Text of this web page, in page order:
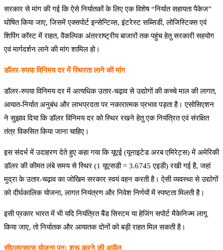
सरकार से मांग की गई कि ऐसे निर्यातकों के लिए एक विशेष “निर्यात सहायता पैकेज”
घोषित किया जाए, जिसमें एक्सपोर्ट इन्सेन्टिव्स, इंटरेस्ट सब्सिडी, लोजिस्टिक्स एवं
शिपिंग कॉस्ट में राहत, वैकल्पिक अंतरराष्ट्रीय बाजारों तक पहुंच हेतु सरकारी सहयोग
एवं मार्गदर्शन लाने की मांग शामिल हो।
डॉलर-रुपया विनिमय दर में स्थिरता लाने की मांग
डॉलर-रुपया विनिमय दर में अत्यधिक उतार-चढ़ाव से उद्योगों की कच्चे माल की लागत,
आयात-निर्यात अनुबंध और लाभप्रदता पर नकारात्मक प्रभाव पड़ता है। एसोसिएशन
ने सुझाव दिया कि डॉलर विनिमय दर को स्थिर रखने हेतु एक नियंत्रित एवं संरक्षित
तंत्र विकसित किया जाना चाहिए।
इस संदर्भ में उदाहरण देते हुए कहा गया कि यूएई (यूनाइटेड अरब एमिरेट्स) में अमेरिकी
डॉलर की कीमत लंबे समय से स्थिर (1 यूएसडी = 3.6745 एइडी) रखी गई है, जहां
मुद्रा के उतार-चढ़ाव का जोखिम सरकार स्वयं वहन करती है। ऐसी व्यवस्था से उद्योगों
को दीर्घकालिक योजना, लागत नियंत्रण और निवेश निर्णयों में स्पष्टता मिलती है।
इसी प्रकार भारत में भी यदि नियंत्रित बैंड सिस्टम या हेजिंग सपोर्ट मैकेनिज्म लागू
किया जाए, तो निर्यातक और आयातक दोनों को बड़ी राहत मिल सकती है।
सीएलएसएस योजना पुनः शुरू करने की अपील